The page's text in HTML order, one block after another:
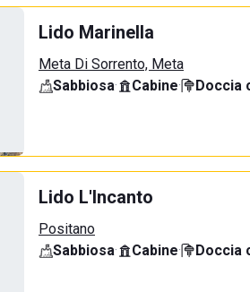
Lido Marinella
Meta Di Sorrento, Meta
Sabbiosa· Cabine· Doccia
Lido L'Incanto
Positano
Sabbiosa· Cabine· Doccia